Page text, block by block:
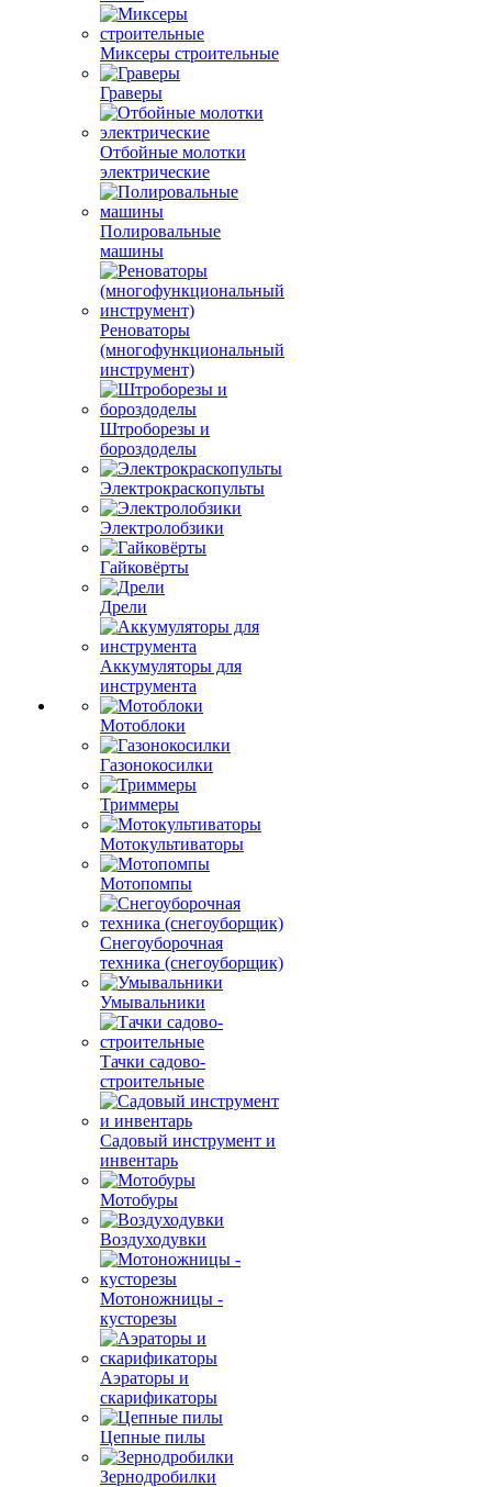
Миксеры строительные
Граверы
Отбойные молотки
электрические
Полировальные
машины
Реноваторы
(многофункциональный
инструмент)
Штроборезы и
бороздоделы
Электрокраскопульты
Электролобзики
Гайковёрты
Дрели
Аккумуляторы для
инструмента
Мотоблоки
Газонокосилки
Триммеры
Мотокультиваторы
Мотопомпы
Снегоуборочная
техника (снегоуборщик)
Умывальники
Тачки садово-
строительные
Садовый инструмент и
инвентарь
Мотобуры
Воздуходувки
Мотоножницы -
кусторезы
Аэраторы и
скарификаторы
Цепные пилы
Зернодробилки